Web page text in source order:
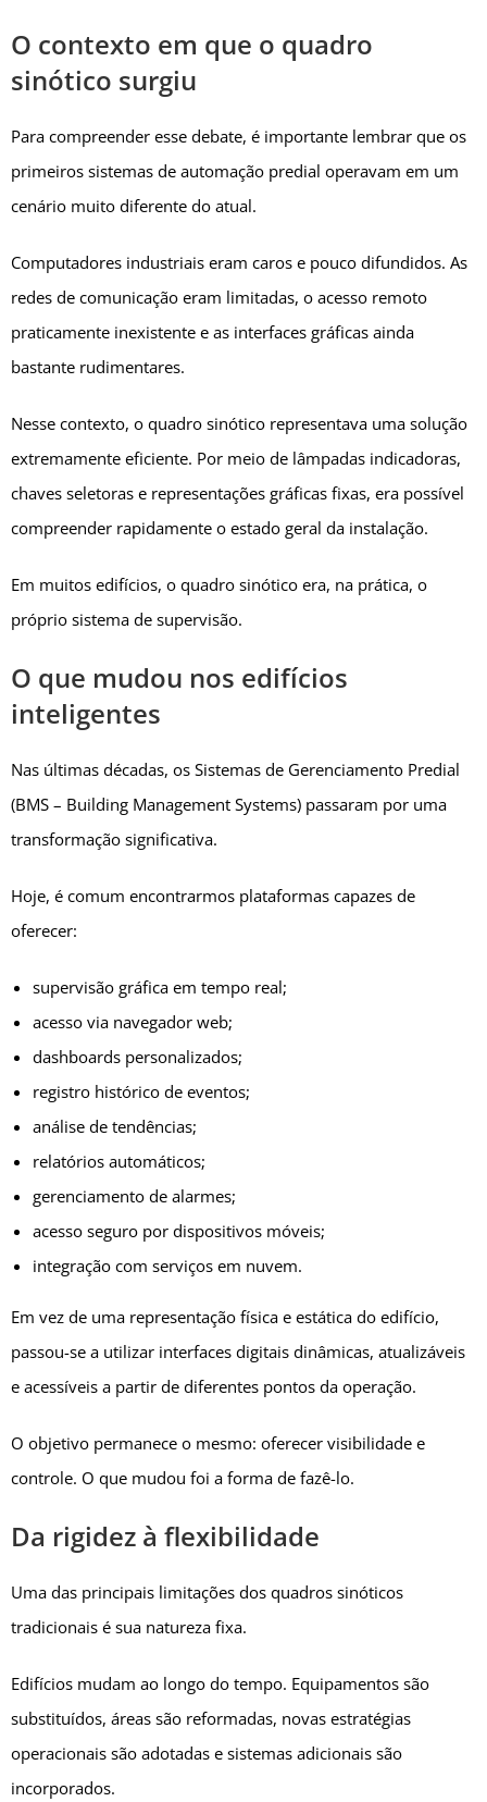
O contexto em que o quadro
sinótico surgiu
Para compreender esse debate, é importante lembrar que os
primeiros sistemas de automação predial operavam em um
cenário muito diferente do atual.
Computadores industriais eram caros e pouco difundidos. As
redes de comunicação eram limitadas, o acesso remoto
praticamente inexistente e as interfaces gráficas ainda
bastante rudimentares.
Nesse contexto, o quadro sinótico representava uma solução
extremamente eficiente. Por meio de lâmpadas indicadoras,
chaves seletoras e representações gráficas fixas, era possível
compreender rapidamente o estado geral da instalação.
Em muitos edifícios, o quadro sinótico era, na prática, o
próprio sistema de supervisão.
O que mudou nos edifícios
inteligentes
Nas últimas décadas, os Sistemas de Gerenciamento Predial
(BMS – Building Management Systems) passaram por uma
transformação significativa.
Hoje, é comum encontrarmos plataformas capazes de
oferecer:
supervisão gráfica em tempo real;
acesso via navegador web;
dashboards personalizados;
registro histórico de eventos;
análise de tendências;
relatórios automáticos;
gerenciamento de alarmes;
acesso seguro por dispositivos móveis;
integração com serviços em nuvem.
Em vez de uma representação física e estática do edifício,
passou-se a utilizar interfaces digitais dinâmicas, atualizáveis
e acessíveis a partir de diferentes pontos da operação.
O objetivo permanece o mesmo: oferecer visibilidade e
controle. O que mudou foi a forma de fazê-lo.
Da rigidez à flexibilidade
Uma das principais limitações dos quadros sinóticos
tradicionais é sua natureza fixa.
Edifícios mudam ao longo do tempo. Equipamentos são
substituídos, áreas são reformadas, novas estratégias
operacionais são adotadas e sistemas adicionais são
incorporados.